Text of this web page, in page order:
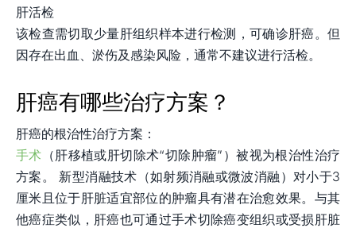
肝活检
该检查需切取少量肝组织样本进行检测，可确诊肝癌。但
因存在出血、淤伤及感染风险，通常不建议进行活检。
肝癌有哪些治疗方案？
肝癌的根治性治疗方案：
手术 （肝移植或肝切除术“切除肿瘤”）被视为根治性治疗
方案。 新型消融技术（如射频消融或微波消融）对小于3
厘米且位于肝脏适宜部位的肿瘤具有潜在治愈效果。与其
他癌症类似，肝癌也可通过手术切除癌变组织或受损肝脏